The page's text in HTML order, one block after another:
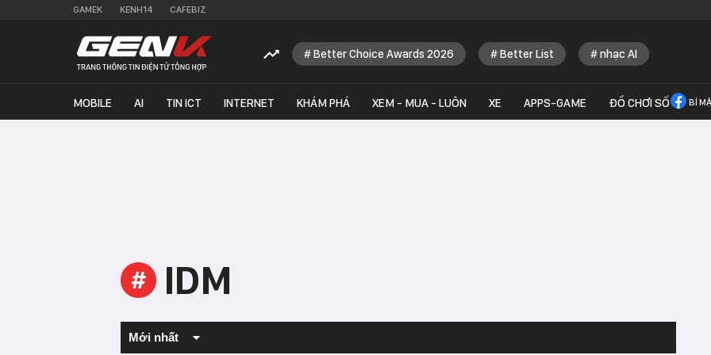
GAMEK KENH14 CAFEBIZ
Better Choice Awards 2026 Better List nhạc AI
MOBILE AI TIN ICT INTERNET KHÁM PHÁ XEM - MUA - LUÔN XE APPS-GAME ĐỒ CHƠI SỐ BÍ
# IDM
Mới nhất